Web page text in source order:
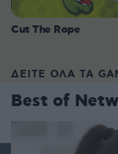
Cut The Rope
ΔΕΙΤΕ ΟΛΑ ΤΑ
Best of